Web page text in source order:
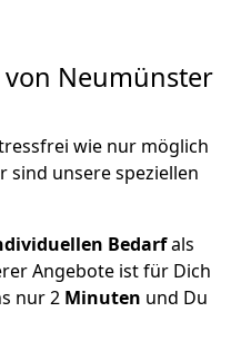
Neumünster
wie nur möglich
sind unsere speziellen
Bedarfals
Angebote ist für Dich
nur 2 Minuten und Du